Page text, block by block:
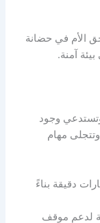
الأم في حضانة
آمنة.
وجود
مهام
دقيقة بناءً
لدعم موقف